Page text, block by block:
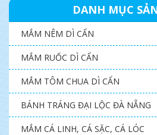
DANH MỤC
MẮM NÊM DÌ CẨN
MẮM RUỐC DÌ CẨN
MẮM TÔM CHUA DÌ CẨN
BÁNH TRÁNG ĐẠI LỘC ĐÀ NẴNG
MẮM CÁ LINH, CÁ SẶC, CÁ LÓC